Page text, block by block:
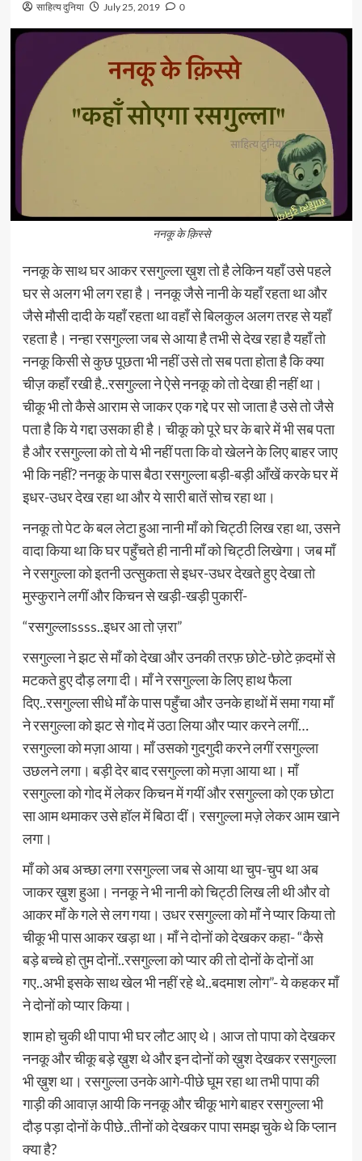
साहित्य दुनिया July 25, 2019 0
ननकू के क़िस्से
ननकू के साथ घर आकर रसगुल्ला ख़ुश तो है लेकिन यहाँ उसे पहले
घर से अलग भी लग रहा है। ननकू जैसे नानी के यहाँ रहता था और
जैसे मौसी दादी के यहाँ रहता था वहाँ से बिलकुल अलग तरह से यहाँ
रहता है। नन्हा रसगुल्ला जब से आया है तभी से देख रहा है यहाँ तो
ननकू किसी से कुछ पूछता भी नहीं उसे तो सब पता होता है कि क्या
चीज़ कहाँ रखी है..रसगुल्ला ने ऐसे ननकू को तो देखा ही नहीं था।
चीकू भी तो कैसे आराम से जाकर एक गद्दे पर सो जाता है उसे तो जैसे
पता है कि ये गद्दा उसका ही है। चीकू को पूरे घर के बारे में भी सब पता
है और रसगुल्ला को तो ये भी नहीं पता कि वो खेलने के लिए बाहर जाए
भी कि नहीं? ननकू के पास बैठा रसगुल्ला बड़ी-बड़ी आँखें करके घर में
इधर-उधर देख रहा था और ये सारी बातें सोच रहा था।
ननकू तो पेट के बल लेटा हुआ नानी माँ को चिट्ठी लिख रहा था, उसने
वादा किया था कि घर पहुँचते ही नानी माँ को चिट्ठी लिखेगा। जब माँ
ने रसगुल्ला को इतनी उत्सुकता से इधर-उधर देखते हुए देखा तो
मुस्कुराने लगीं और किचन से खड़ी-खड़ी पुकारीं-
“रसगुल्लाssss..इधर आ तो ज़रा”
रसगुल्ला ने झट से माँ को देखा और उनकी तरफ़ छोटे-छोटे क़दमों से
मटकते हुए दौड़ लगा दी। माँ ने रसगुल्ला के लिए हाथ फैला
दिए..रसगुल्ला सीधे माँ के पास पहुँचा और उनके हाथों में समा गया माँ
ने रसगुल्ला को झट से गोद में उठा लिया और प्यार करने लगीं…
रसगुल्ला को मज़ा आया। माँ उसको गुदगुदी करने लगीं रसगुल्ला
उछलने लगा। बड़ी देर बाद रसगुल्ला को मज़ा आया था। माँ
रसगुल्ला को गोद में लेकर किचन में गयीं और रसगुल्ला को एक छोटा
सा आम थमाकर उसे हॉल में बिठा दीं। रसगुल्ला मज़े लेकर आम खाने
लगा।
माँ को अब अच्छा लगा रसगुल्ला जब से आया था चुप-चुप था अब
जाकर ख़ुश हुआ। ननकू ने भी नानी को चिट्ठी लिख ली थी और वो
आकर माँ के गले से लग गया। उधर रसगुल्ला को माँ ने प्यार किया तो
चीकू भी पास आकर खड़ा था। माँ ने दोनों को देखकर कहा- “कैसे
बड़े बच्चे हो तुम दोनों..रसगुल्ला को प्यार की तो दोनों के दोनों आ
गए..अभी इसके साथ खेल भी नहीं रहे थे..बदमाश लोग”- ये कहकर माँ
ने दोनों को प्यार किया।
शाम हो चुकी थी पापा भी घर लौट आए थे। आज तो पापा को देखकर
ननकू और चीकू बड़े ख़ुश थे और इन दोनों को ख़ुश देखकर रसगुल्ला
भी ख़ुश था। रसगुल्ला उनके आगे-पीछे घूम रहा था तभी पापा की
गाड़ी की आवाज़ आयी कि ननकू और चीकू भागे बाहर रसगुल्ला भी
दौड़ पड़ा दोनों के पीछे..तीनों को देखकर पापा समझ चुके थे कि प्लान
क्या है?